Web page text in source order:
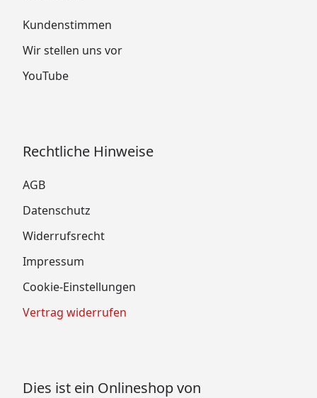
Kundenstimmen
Wir stellen uns vor
YouTube
Rechtliche Hinweise
AGB
Datenschutz
Widerrufsrecht
Impressum
Cookie-Einstellungen
Vertrag widerrufen
Dies ist ein Onlineshop von